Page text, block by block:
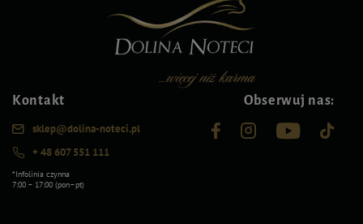
Kontakt
sklep@dolina-noteci.pl
+ 48 607 551 111
*Infolinia czynna
7:00 – 17:00 (pon–pt)
Obserwuj nas: